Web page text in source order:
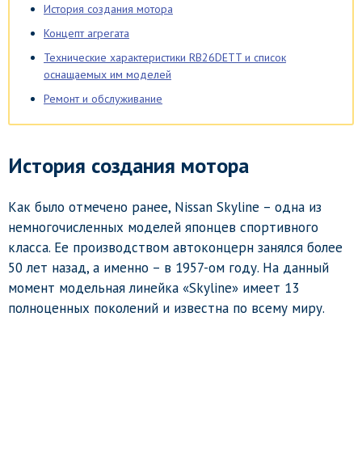
История создания мотора
Концепт агрегата
Технические характеристики RB26DETT и список
оснащаемых им моделей
Ремонт и обслуживание
История создания мотора
Как было отмечено ранее, Nissan Skyline – одна из
немногочисленных моделей японцев спортивного
класса. Ее производством автоконцерн занялся более
50 лет назад, а именно – в 1957-ом году. На данный
момент модельная линейка «Skyline» имеет 13
полноценных поколений и известна по всему миру.